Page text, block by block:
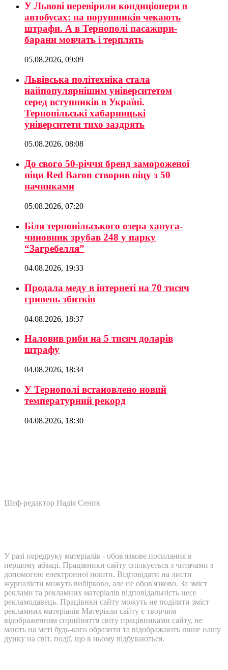
У Львові перевірили кондиціонери в
автобусах: на порушників чекають
штрафи. А в Тернополі пасажири-
барани мовчать і терплять
05.08.2026, 09:09
Львівська політехніка стала
найпопулярнішим університетом
серед вступників в Україні.
Тернопільські хабарницькі
університети тихо заздрять
05.08.2026, 08:08
До свого 50-річчя бренд замороженої
піци Red Baron створив піцу з 50
начинками
05.08.2026, 07:20
Біля тернопільського озера хапуга-
чиновник зрубав 248 у парку
“Загребелля”
04.08.2026, 19:33
Продала меду в інтернеті на 70 тисяч
гривень збитків
04.08.2026, 18:37
Наловив риби на 5 тисяч доларів
штрафу
04.08.2026, 18:34
У Тернополі встановлено новий
температурний рекорд
04.08.2026, 18:30
Шеф-редактор Надія Сеник
У разі передруку матеріалів - обов'язкове посилання в
першому абзаці. Працівники сайту спілкується з читачами з
допомогою електронної пошти. Відповідати на листи
журналісти можуть вибірково, але не обов'язково. За зміст
реклами та рекламних матеріалів відповідальність несе
рекламодавець. Працівнки сайту можуть не поділяти зміст
рекламних матеріалів Матеріали сайту є творчим
відображенням сприйняття світу працівниками сайту, не
мають на меті будь-кого образити та відображають лише нашу
дуику на світ, події, що в ньому відбуваються.